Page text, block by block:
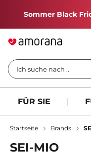
Sommer Black
Ich suche nach ..
FÜR SIE |
Startseite Brands
SEI-MIO